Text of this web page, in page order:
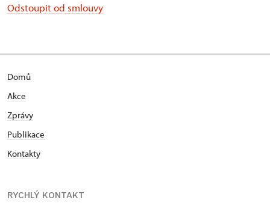
Odstoupit od smlouvy
Domů
Akce
Zprávy
Publikace
Kontakty
RYCHLÝ KONTAKT